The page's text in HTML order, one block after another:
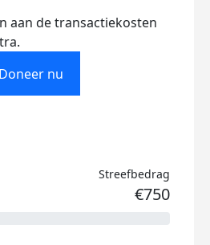
aan de transactiekosten
Doneer nu
Streefbedrag
€750